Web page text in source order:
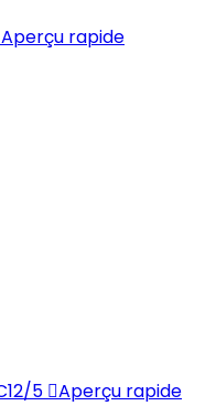
Aperçu rapide
Aperçu rapide